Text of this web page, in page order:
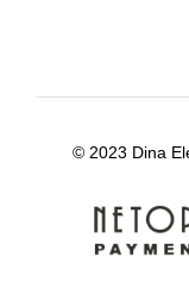
© 2023 Dina